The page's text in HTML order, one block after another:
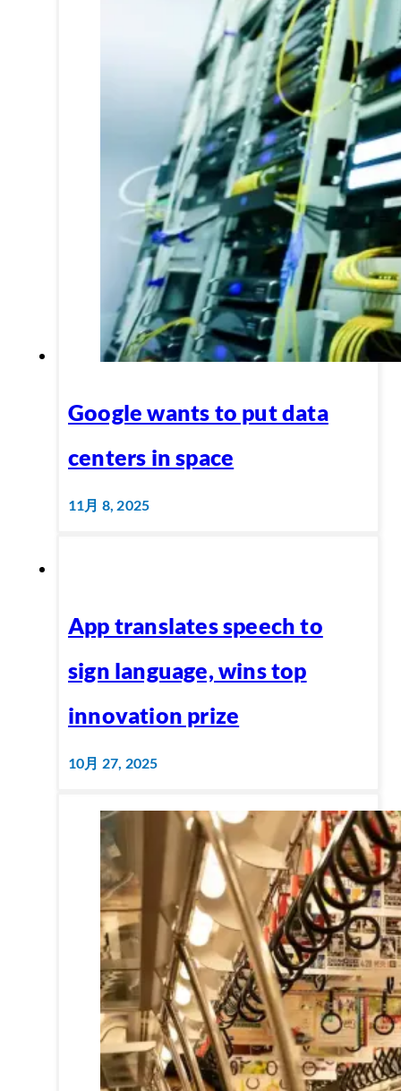
Google wants to put data
centers in space
11月 8, 2025
App translates speech to
sign language, wins top
innovation prize
10月 27, 2025